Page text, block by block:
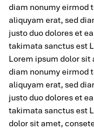
diam nonumy eirmod
aliquyam erat, sed
justo duo dolores et
takimata sanctus est
Lorem ipsum dolor
diam nonumy eirmod
aliquyam erat, sed
justo duo dolores et
takimata sanctus est
dolor sit amet,